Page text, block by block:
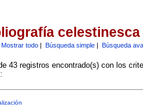
celestinesca
Mostrar todo| Búsqueda simple| Búsqueda
43 registros encontrado(s) con los